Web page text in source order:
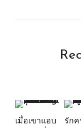
เมื่อเขาแอบ
รักค